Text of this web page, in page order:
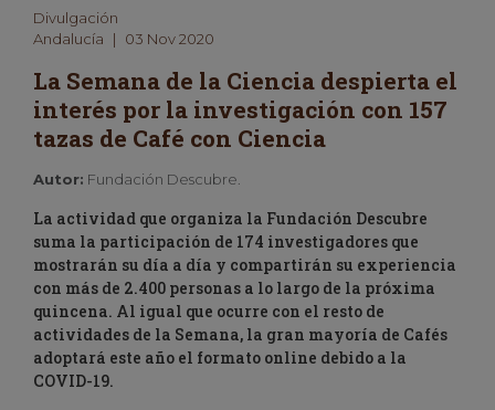
Divulgación
Andalucía
| 03 Nov 2020
La Semana de la Ciencia despierta el
interés por la investigación con 157
tazas de Café con Ciencia
Autor: Fundación Descubre.
La actividad que organiza la Fundación Descubre
suma la participación de 174 investigadores que
mostrarán su día a día y compartirán su experiencia
con más de 2.400 personas a lo largo de la próxima
quincena. Al igual que ocurre con el resto de
actividades de la Semana, la gran mayoría de Cafés
adoptará este año el formato online debido a la
COVID-19.